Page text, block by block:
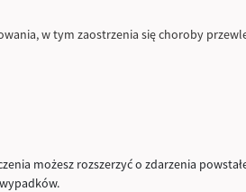
w tym zaostrzenia się choroby
możesz rozszerzyć o zdarzenia